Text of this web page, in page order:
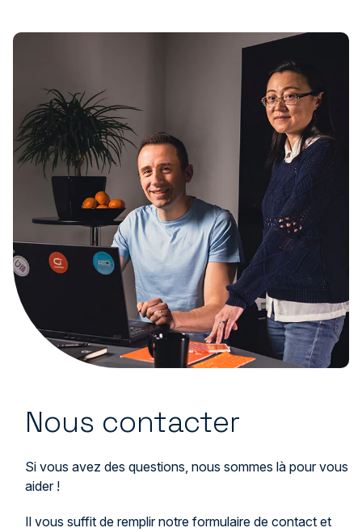
Nous contacter
Si vous avez des questions, nous sommes là pour vous
aider !
Il vous suffit de remplir notre formulaire de contact et